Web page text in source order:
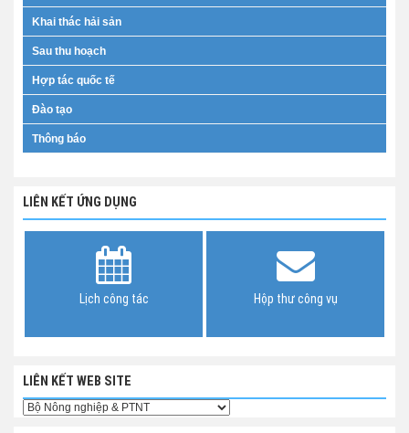
Khai thác hải sản
Sau thu hoạch
Hợp tác quốc tế
Đào tạo
Thông báo
LIÊN KẾT ỨNG DỤNG
Lịch công tác Hộp thư công vụ
LIÊN KẾT WEB SITE